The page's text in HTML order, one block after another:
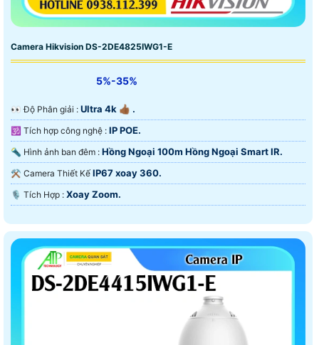
Camera Hikvision DS-2DE4825IWG1-E
5%-35%
️👀 Độ Phân giải : Ultra 4k 👍🏾 .
🕉️ Tích hợp công nghệ : IP POE.
🔦 Hình ảnh ban đêm : Hồng Ngoại 100m Hồng Ngoại Smart IR.
⚒ Camera Thiết Kế IP67 xoay 360.
️🎙 Tích Hợp : Xoay Zoom.